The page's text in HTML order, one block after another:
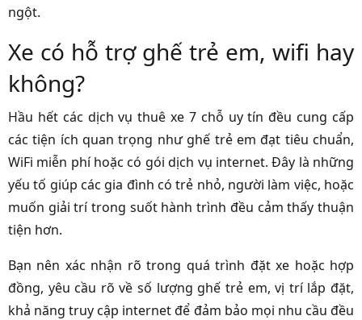
ngột.
Xe có hỗ trợ ghế trẻ em, wifi hay
không?
Hầu hết các dịch vụ thuê xe 7 chỗ uy tín đều cung cấp
các tiện ích quan trọng như ghế trẻ em đạt tiêu chuẩn,
WiFi miễn phí hoặc có gói dịch vụ internet. Đây là những
yếu tố giúp các gia đình có trẻ nhỏ, người làm việc, hoặc
muốn giải trí trong suốt hành trình đều cảm thấy thuận
tiện hơn.
Bạn nên xác nhận rõ trong quá trình đặt xe hoặc hợp
đồng, yêu cầu rõ về số lượng ghế trẻ em, vị trí lắp đặt,
khả năng truy cập internet để đảm bảo mọi nhu cầu đều